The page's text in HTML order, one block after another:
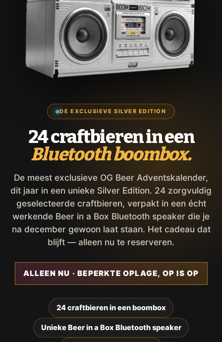
DE EXCLUSIEVE SILVER EDITION
24 craftbieren in een
Bluetooth boombox.
De meest exclusieve OG Beer Adventskalender,
dit jaar in een unieke Silver Edition. 24 zorgvuldig
geselecteerde craftbieren, verpakt in een écht
werkende Beer in a Box Bluetooth speaker die je
na december gewoon laat staan. Het cadeau dat
blijft — alleen nu te reserveren.
ALLEEN NU · BEPERKTE OPLAGE, OP IS OP
24 craftbieren in een boombox
Unieke Beer in a Box Bluetooth speaker